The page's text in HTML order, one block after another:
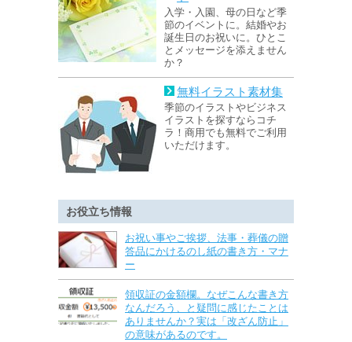
入学・入園、母の日など季
節のイベントに。結婚やお
誕生日のお祝いに。ひとこ
とメッセージを添えません
か？
無料イラスト素材集
季節のイラストやビジネス
イラストを探すならコチ
ラ！商用でも無料でご利用
いただけます。
お役立ち情報
お祝い事やご挨拶、法事・葬儀の贈
答品にかけるのし紙の書き方・マナ
ー
領収証の金額欄。なぜこんな書き方
なんだろう、と疑問に感じたことは
ありませんか？実は「改ざん防止」
の意味があるのです。